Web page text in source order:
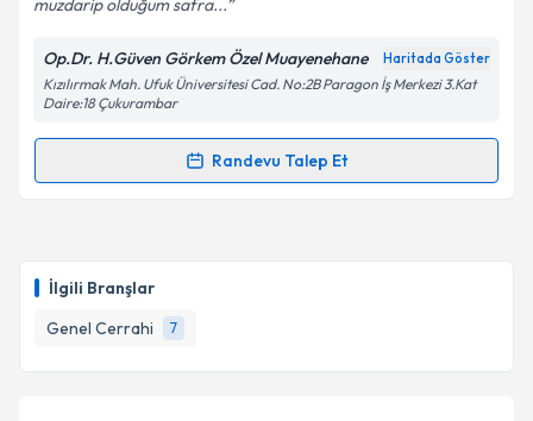
İlgili Branşlar
Genel Cerrahi
7
Kişisel verilerimin işlenmesine ilişkinAydınlatma
Metni'ni okudum ve kişisel verilerimin belirtilen
kapsamda işlenmesini kabul ediyorum.
muzdarip olduğum safra...
Op.Dr. H.Güven Görkem Özel Muayenehane Haritada Göster
Kızılırmak Mah. Ufuk Üniversitesi Cad. No:2B Paragon İş Merkezi 3.Kat
Daire:18 Çukurambar
Randevu Talep Et
Randevu Takvimi Talebi
takvim hazırlandığında e-posta ile bilgilendireceğiz.
E-posta Adresiniz